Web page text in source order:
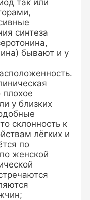
синтеза
бывают и у
плохое
у близких
склонность к
лёгких и
по
женской